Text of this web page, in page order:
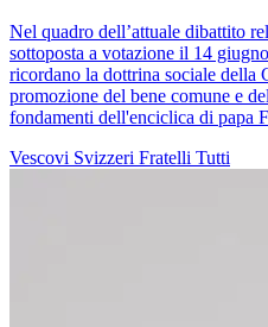
Nel quadro dell’attuale dibattito
sottoposta a votazione il 14
ricordano la dottrina sociale della
promozione del bene comune e
fondamenti dell'enciclica di papa
Vescovi Svizzeri Fratelli Tutti